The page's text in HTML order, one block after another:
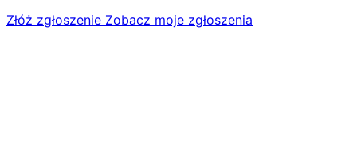
Złóż zgłoszenie Zobacz moje zgłoszenia